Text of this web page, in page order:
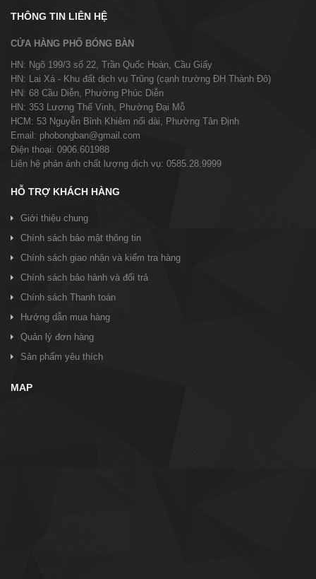
THÔNG TIN LIÊN HỆ
CỬA HÀNG PHỐ BÓNG BÀN
HN: Ngõ 199/3 số 22, Trần Quốc Hoàn, Cầu Giấy
HN: Lai Xá - Khu đất dịch vụ Trũng (cạnh trường ĐH Thành Đô)
HN: 68 Cầu Diễn, Phường Phúc Diễn
HN: 353 Lương Thế Vinh, Phường Đại Mỗ
HCM: 53 Nguyễn Bỉnh Khiêm nối dài, Phường Tân Định
Email: phobongban@gmail.com
Điện thoại: 0906.601988
Liên hệ phản ánh chất lượng dịch vụ: 0585.28.9999
HỖ TRỢ KHÁCH HÀNG
Giới thiệu chung
Chính sách bảo mật thông tin
Chính sách giao nhận và kiểm tra hàng
Chính sách bảo hành và đổi trả
Chính sách Thanh toán
Hướng dẫn mua hàng
Quản lý đơn hàng
Sản phẩm yêu thích
MAP